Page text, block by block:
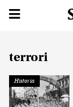
terrori
Historia